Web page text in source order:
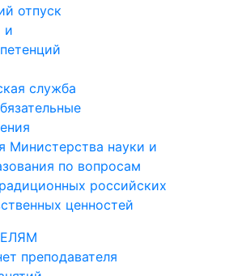
отпуск
и
служба
Министерства науки и
по вопросам
российских
ценностей
преподавателя